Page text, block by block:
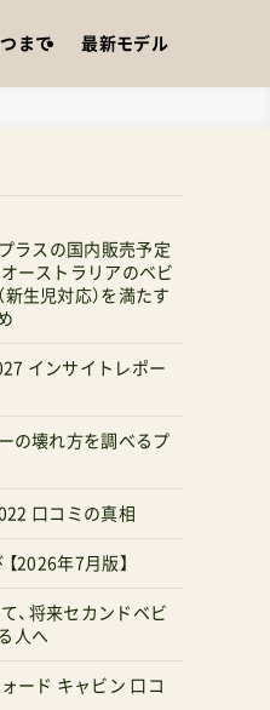
まで 最新モデル
ラスの国内販売予定
オーストラリアのベビ
生児対応）を満たす
インサイトレポー
ーの壊れ方を調べるプ
口コミの真相
2026年7月版】
、将来セカンドベビ
人へ
ード キャビン 口コ